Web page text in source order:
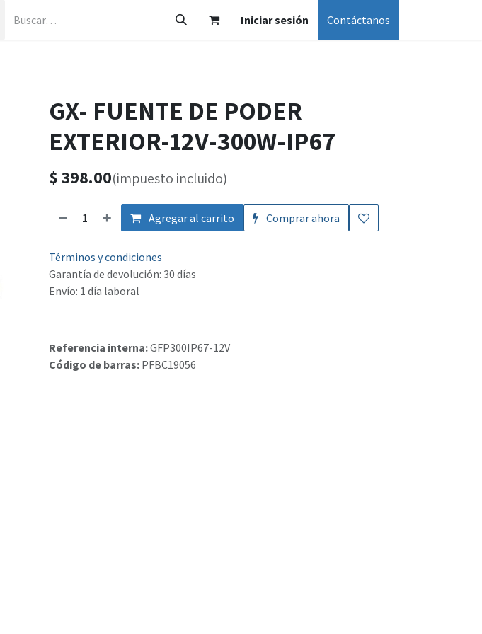
Iniciar sesión Contáctanos
GX- FUENTE DE PODER
EXTERIOR-12V-300W-IP67
$398.00(impuesto incluido)
Agregar al carrito Comprar ahora
Términos y condiciones
Garantía de devolución: 30 días
Envío: 1 día laboral
Referencia interna:GFP300IP67-12V
Código de barras: PFBC19056